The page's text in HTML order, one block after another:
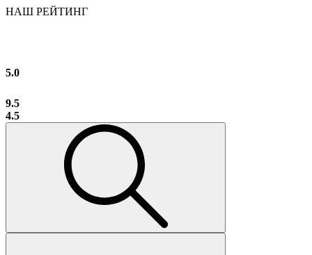
НАШ РЕЙТИНГ
5.0
9.5
4.5